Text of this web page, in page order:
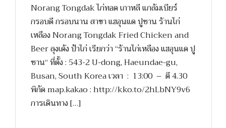
Norang Tongdak ไก่ทอด เกาหลี แกล้มเบียร์
กรอบดี กรอบนาน สาขา แฮอุนแด ปูซาน ร้านไก่
เหลือง Norang Tongdak Fried Chicken and
Beer ลุงเด้ง ป้าไก่ เรียกว่า “ร้านไก่เหลือง แฮอุนแด ปู
ซาน“ ที่ตั้ง : 543-2 U-dong, Haeundae-gu,
Busan, South Korea เวลา : 13:00 – ตี 4.30
พิกัด map.kakao : http://kko.to/2hLbNY9v6
การเดินทาง […]